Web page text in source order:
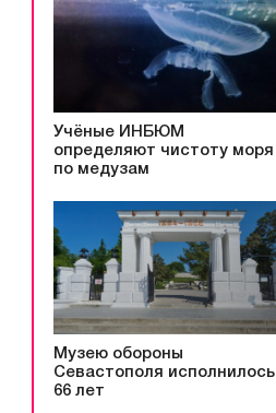
Учёные ИНБЮМ
определяют чистоту моря
по медузам
Музею обороны
Севастополя исполнилось
66 лет